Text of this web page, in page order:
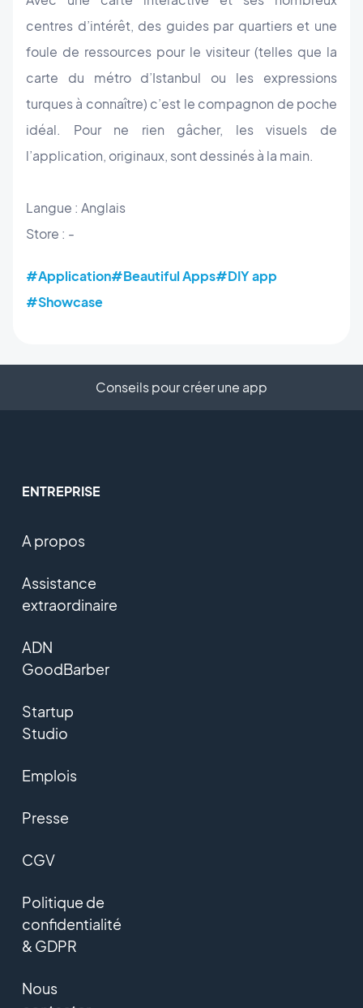
centres d’intérêt, des guides par quartiers et une
foule de ressources pour le visiteur (telles que la
carte du métro d’Istanbul ou les expressions
turques à connaître) c’est le compagnon de poche
idéal. Pour ne rien gâcher, les visuels de
l’application, originaux, sont dessinés à la main.
Langue : Anglais
Store : -
#Application#Beautiful Apps#DIY app
#Showcase
Conseils pour créer une app
ENTREPRISE
A propos
Assistance
extraordinaire
ADN
GoodBarber
Startup
Studio
Emplois
Presse
CGV
Politique de
confidentialité
& GDPR
Nous